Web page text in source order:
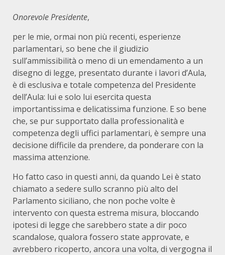
Onorevole Presidente,
per le mie, ormai non più recenti, esperienze
parlamentari, so bene che il giudizio
sull’ammissibilità o meno di un emendamento a un
disegno di legge, presentato durante i lavori d’Aula,
è di esclusiva e totale competenza del Presidente
dell’Aula: lui e solo lui esercita questa
importantissima e delicatissima funzione. E so bene
che, se pur supportato dalla professionalità e
competenza degli uffici parlamentari, è sempre una
decisione difficile da prendere, da ponderare con la
massima attenzione.
Ho fatto caso in questi anni, da quando Lei è stato
chiamato a sedere sullo scranno più alto del
Parlamento siciliano, che non poche volte è
intervento con questa estrema misura, bloccando
ipotesi di legge che sarebbero state a dir poco
scandalose, qualora fossero state approvate, e
avrebbero ricoperto, ancora una volta, di vergogna il